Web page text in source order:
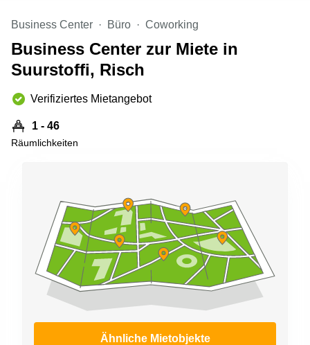
Büro
mieten
Luzern
Business
Center
Zürich
Business
Center
29 Basel
Zugerstrasse
32 Baar
Glärnischstrasse
4 Luzern
Business Center Büro Coworking
Business Center zur Miete in
Suurstoffi, Risch
Verifiziertes Mietangebot
1 - 46
Räumlichkeiten
Ähnliche Mietobjekte